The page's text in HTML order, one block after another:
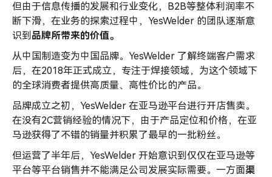
但由于信息传播的发展和行业变化，B2B等整体利润率不
断下滑，在业务的探索过程中，YesWelder 的团队逐渐意
识到 品牌所带来的价值。
从中国制造变为中国品牌。YesWelder 了解终端客户需求
后，在2018年正式成立，专注于焊接领域，为这个领域下
的全球消费者提供高质量、高性价比的产品。
品牌成立之初，YesWelder 在亚马逊平台进行开店售卖。
在没有2C营销经验的情况下，由于产品定位和价格，在亚
马逊获得了不错的销量并积累了最早的一批粉丝。
但运营了半年后，YesWelder 开始意识到仅仅在亚马逊等
平台等平台销售并不能满足公司发展实际需要。一方面渠